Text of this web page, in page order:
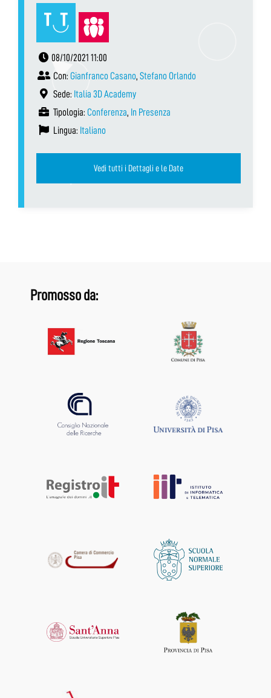
08/10/2021 11:00
Con: Gianfranco Casano, Stefano Orlando
Sede: Italia 3D Academy
Tipologia: Conferenza, In Presenza
Lingua: Italiano
Vedi tutti i Dettagli e le Date
Promosso da: